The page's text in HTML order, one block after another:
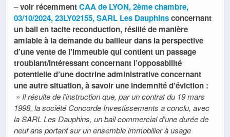
– voir récemmentCAA de LYON, 2ème chambre,
03/10/2024, 23LY02155, SARL Les Dauphinsconcernant
un bail en tacite reconduction, résilié de manière
amiable à la demande du bailleur dans la perspective
d’une vente de l’immeuble qui contient un passage
troublant/intéressant concernant l’opposabilité
potentielle d’une doctrine administrative concernant
une autre situation, à savoir une indemnité d’éviction :
» Il résulte de l’instruction que, par un contrat du 19 mars
1998, la société Concorde Investissements a conclu, avec
la SARL Les Dauphins, un bail commercial d’une durée de
neuf ans portant sur un ensemble immobilier à usage